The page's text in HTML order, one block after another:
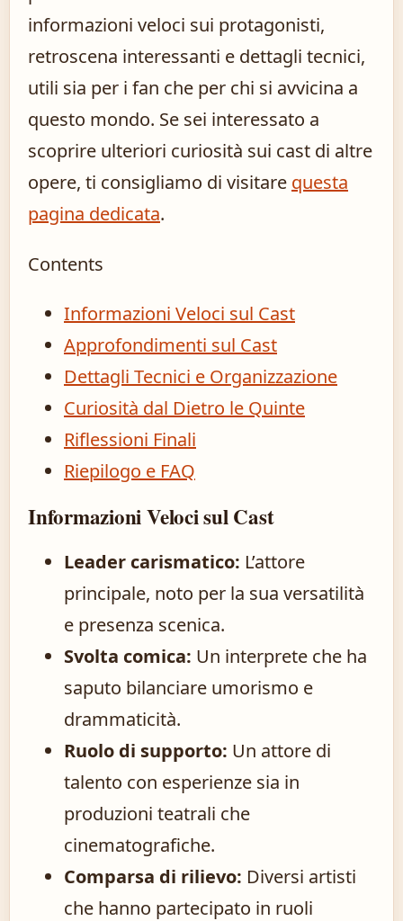
informazioni veloci sui protagonisti,
retroscena interessanti e dettagli tecnici,
utili sia per i fan che per chi si avvicina a
questo mondo. Se sei interessato a
scoprire ulteriori curiosità sui cast di altre
opere, ti consigliamo di visitare questa
pagina dedicata.
Contents
Informazioni Veloci sul Cast
Approfondimenti sul Cast
Dettagli Tecnici e Organizzazione
Curiosità dal Dietro le Quinte
Riflessioni Finali
Riepilogo e FAQ
Informazioni Veloci sul Cast
Leader carismatico: L’attore
principale, noto per la sua versatilità
e presenza scenica.
Svolta comica: Un interprete che ha
saputo bilanciare umorismo e
drammaticità.
Ruolo di supporto: Un attore di
talento con esperienze sia in
produzioni teatrali che
cinematografiche.
Comparsa di rilievo: Diversi artisti
che hanno partecipato in ruoli